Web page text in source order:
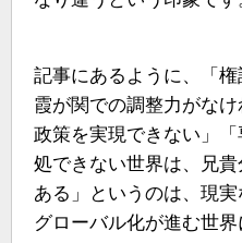
記事にあるように、「
霞が関での調整力がな
政策を実現できない」
処できない世界は、兄
ある」というのは、現実
グローバル化が進む世